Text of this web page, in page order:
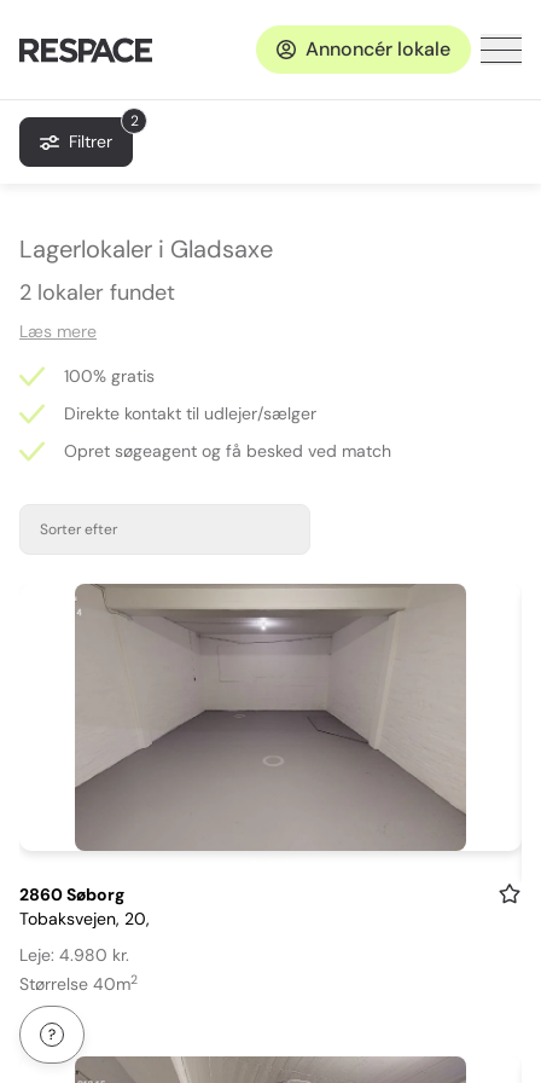
Annoncér lokale
2
Filtrer
Lagerlokaler i Gladsaxe
2 lokaler fundet
Læs mere
100% gratis
Direkte kontakt til udlejer/sælger
Opret søgeagent og få besked ved match
Sorter efter
Item
1
of
3
2860 Søborg
Tobaksvejen, 20,
Leje: 4.980 kr.
Størrelse 40m2